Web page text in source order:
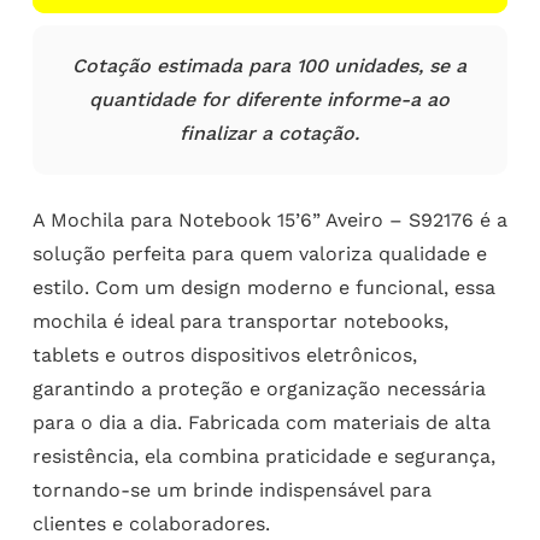
Cotação estimada para 100 unidades, se a
quantidade for diferente informe-a ao
finalizar a cotação.
A Mochila para Notebook 15’6” Aveiro – S92176 é a
solução perfeita para quem valoriza qualidade e
estilo. Com um design moderno e funcional, essa
mochila é ideal para transportar notebooks,
tablets e outros dispositivos eletrônicos,
garantindo a proteção e organização necessária
para o dia a dia. Fabricada com materiais de alta
resistência, ela combina praticidade e segurança,
tornando-se um brinde indispensável para
clientes e colaboradores.